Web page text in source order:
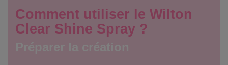
Comment utiliser le Wilton
Clear Shine Spray ?